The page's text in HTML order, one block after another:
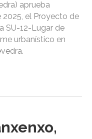
aprueba
el Proyecto de
SU-12-Lugar de
urbanístico en